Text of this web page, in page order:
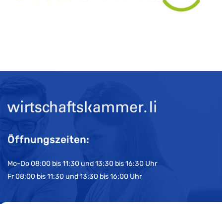
Öffnungszeiten:
Mo-Do 08:00 bis 11:30 und 13:30 bis 16:30 Uhr
Fr 08:00 bis 11:30 und 13:30 bis 16:00 Uhr